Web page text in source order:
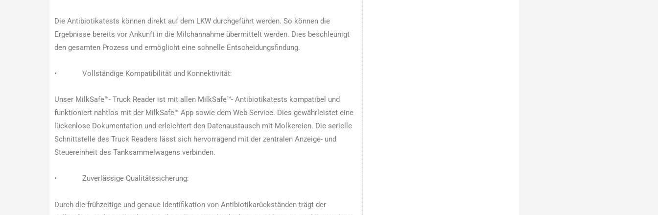
Die Antibiotikatests können direkt auf dem LKW durchgeführt werden. So können die
Ergebnisse bereits vor Ankunft in die Milchannahme übermittelt werden. Dies beschleunigt
den gesamten Prozess und ermöglicht eine schnelle Entscheidungsfindung.
• Vollständige Kompatibilität und Konnektivität:
Unser MilkSafe™- Truck Reader ist mit allen MilkSafe™- Antibiotikatests kompatibel und
funktioniert nahtlos mit der MilkSafe™ App sowie dem Web Service. Dies gewährleistet eine
lückenlose Dokumentation und erleichtert den Datenaustausch mit Molkereien. Die serielle
Schnittstelle des Truck Readers lässt sich hervorragend mit der zentralen Anzeige- und
Steuereinheit des Tanksammelwagens verbinden.
• Zuverlässige Qualitätssicherung:
Durch die frühzeitige und genaue Identifikation von Antibiotikarückständen trägt der